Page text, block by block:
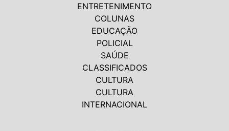
ENTRETENIMENTO
COLUNAS
EDUCAÇÃO
POLICIAL
SAÚDE
CLASSIFICADOS
CULTURA
CULTURA
INTERNACIONAL